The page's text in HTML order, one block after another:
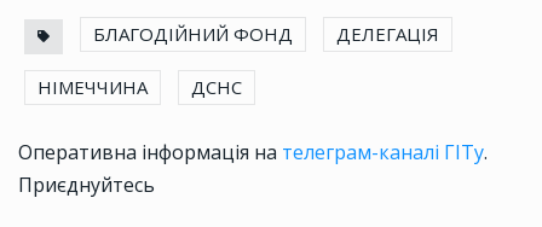
БЛАГОДІЙНИЙ ФОНД ДЕЛЕГАЦІЯ
НІМЕЧЧИНА ДСНС
Оперативна інформація на телеграм-каналі ГІТу.
Приєднуйтесь